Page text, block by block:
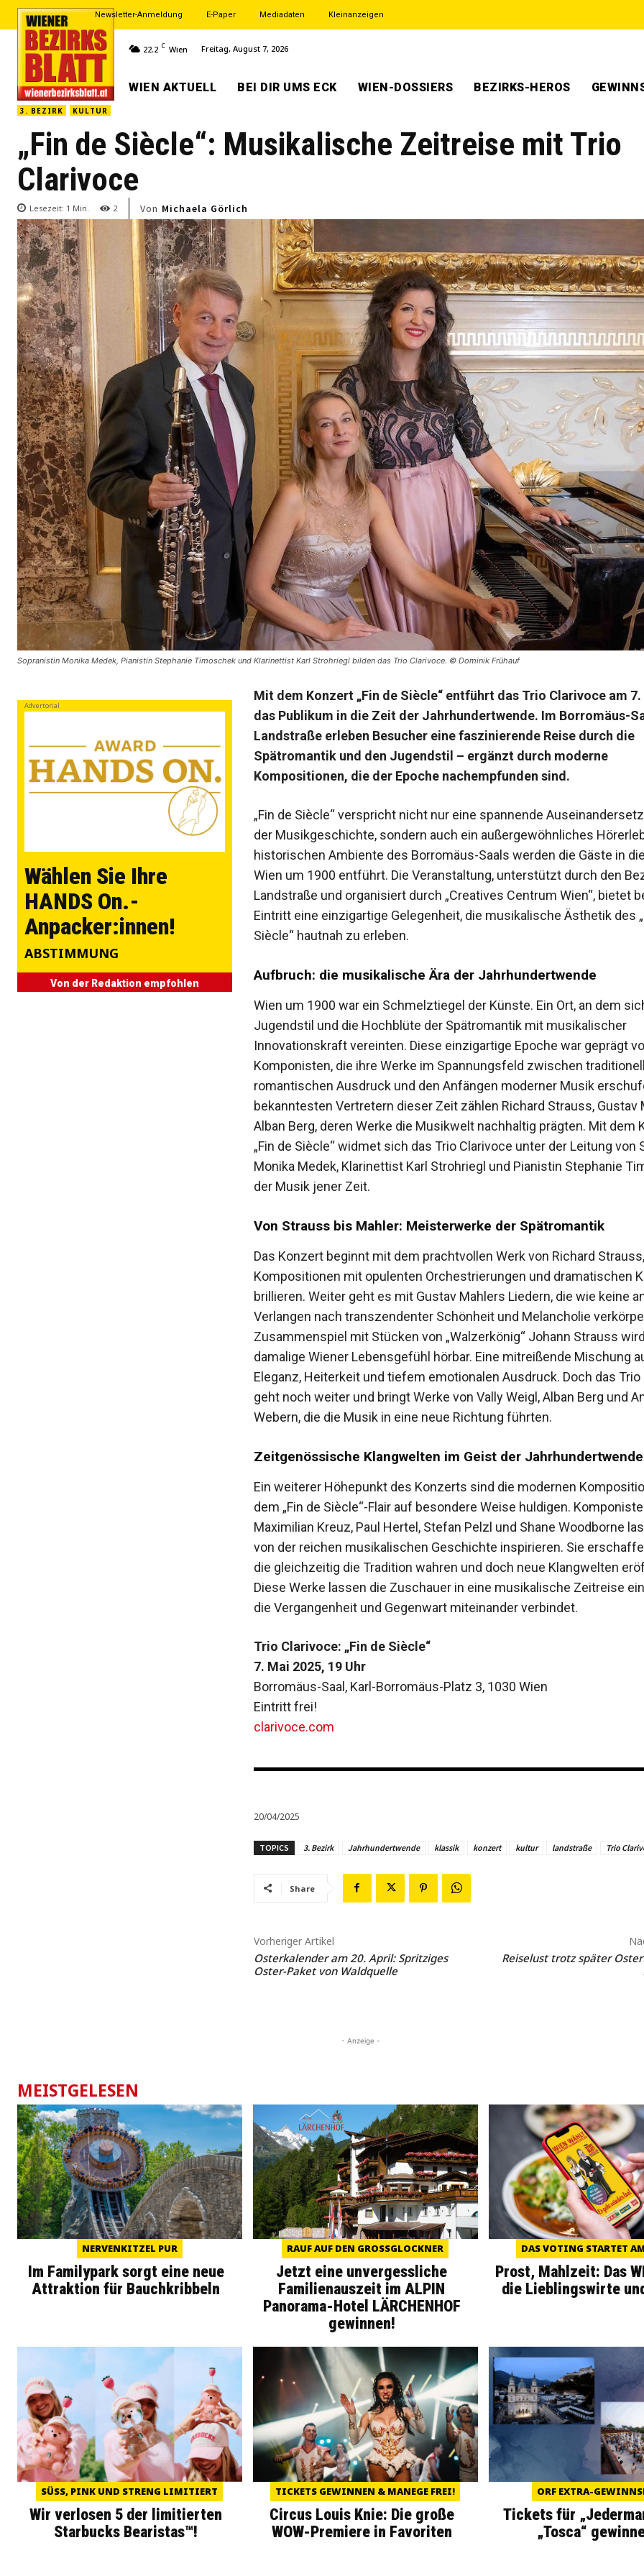
Newsletter-Anmeldung E-Paper Mediadaten Kleinanzeigen
22.2 C Wien Freitag, August 7, 2026
WIEN AKTUELL BEI DIR UMS ECK WIEN-DOSSIERS BEZIRKS-HEROS
3. BEZIRK KULTUR
„Fin de Siècle“: Musikalische Zeitreise mit Trio
Clarivoce
Lesezeit: 1 Min. 2 Von Michaela Görlich
Sopranistin Monika Medek, Pianistin Stephanie Timoschek und Klarinettist Karl Strohriegl bilden das Trio Clarivoce. © Dominik Frühauf
Advertorial
Wählen Sie Ihre
HANDS On.-
Anpacker:innen!
ABSTIMMUNG
Von der Redaktion empfohlen
Mit dem Konzert „Fin de Siècle“ entführt das Trio Clarivoce am 7.
das Publikum in die Zeit der Jahrhundertwende. Im Borromäus-
Landstraße erleben Besucher eine faszinierende Reise durch die
Spätromantik und den Jugendstil – ergänzt durch moderne
Kompositionen, die der Epoche nachempfunden sind.
„Fin de Siècle“ verspricht nicht nur eine spannende
der Musikgeschichte, sondern auch ein außergewöhnliches
historischen Ambiente des Borromäus-Saals werden die Gäste in
Wien um 1900 entführt. Die Veranstaltung, unterstützt durch den
Landstraße und organisiert durch „Creatives Centrum Wien“, bietet
Eintritt eine einzigartige Gelegenheit, die musikalische Ästhetik des
Siècle“ hautnah zu erleben.
Aufbruch: die musikalische Ära der Jahrhundertwende
Wien um 1900 war ein Schmelztiegel der Künste. Ein Ort, an dem
Jugendstil und die Hochblüte der Spätromantik mit musikalischer
Innovationskraft vereinten. Diese einzigartige Epoche war geprägt
Komponisten, die ihre Werke im Spannungsfeld zwischen
romantischen Ausdruck und den Anfängen moderner Musik
bekanntesten Vertretern dieser Zeit zählen Richard Strauss, Gustav
Alban Berg, deren Werke die Musikwelt nachhaltig prägten. Mit dem
„Fin de Siècle“ widmet sich das Trio Clarivoce unter der Leitung von
Monika Medek, Klarinettist Karl Strohriegl und Pianistin Stephanie
der Musik jener Zeit.
Von Strauss bis Mahler: Meisterwerke der Spätromantik
Das Konzert beginnt mit dem prachtvollen Werk von Richard
Kompositionen mit opulenten Orchestrierungen und dramatischen
brillieren. Weiter geht es mit Gustav Mahlers Liedern, die wie keine
Verlangen nach transzendenter Schönheit und Melancholie
Zusammenspiel mit Stücken von „Walzerkönig“ Johann Strauss
damalige Wiener Lebensgefühl hörbar. Eine mitreißende Mischung
Eleganz, Heiterkeit und tiefem emotionalen Ausdruck. Doch das Trio
geht noch weiter und bringt Werke von Vally Weigl, Alban Berg und
Webern, die die Musik in eine neue Richtung führten.
Zeitgenössische Klangwelten im Geist der Jahrhundertwende
Ein weiterer Höhepunkt des Konzerts sind die modernen
dem „Fin de Siècle“-Flair auf besondere Weise huldigen.
Maximilian Kreuz, Paul Hertel, Stefan Pelzl und Shane Woodborne
von der reichen musikalischen Geschichte inspirieren. Sie
die gleichzeitig die Tradition wahren und doch neue Klangwelten
Diese Werke lassen die Zuschauer in eine musikalische Zeitreise
die Vergangenheit und Gegenwart miteinander verbindet.
Trio Clarivoce: „Fin de Siècle“
7. Mai 2025, 19 Uhr
Borromäus-Saal, Karl-Borromäus-Platz 3, 1030 Wien
Eintritt frei!
clarivoce.com
20/04/2025
TOPICS 3. Bezirk Jahrhundertwende klassik konzert kultur landstraße Trio
Share
Vorheriger Artikel
Osterkalender am 20. April: Spritziges
Oster-Paket von Waldquelle
Reiselust trotz später
- Anzeige -
MEISTGELESEN
NERVENKITZEL PUR
Im Familypark sorgt eine neue
Attraktion für Bauchkribbeln
RAUF AUF DEN GROSSGLOCKNER
Jetzt eine unvergessliche
Familienauszeit im ALPIN
Panorama-Hotel LÄRCHENHOF
gewinnen!
DAS VOTING STARTET
Prost, Mahlzeit: Das
die Lieblingswirte
SÜSS, PINK UND STRENG LIMITIERT
Wir verlosen 5 der limitierten
Starbucks Bearistas™!
TICKETS GEWINNEN & MANEGE FREI!
Circus Louis Knie: Die große
WOW-Premiere in Favoriten
ORF EXTRA-
Tickets für
„Tosca“